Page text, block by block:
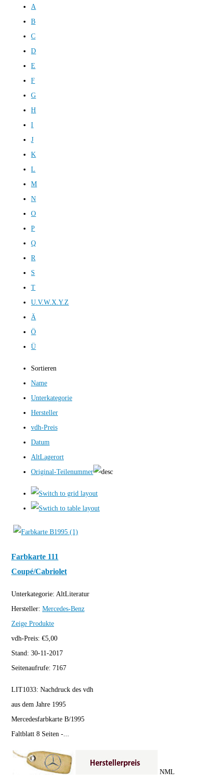
A
B
C
D
E
F
G
H
I
J
K
L
M
N
O
P
Q
R
S
T
U.V.W.X.Y.Z
Ä
Ö
Ü
Sortieren
Name
Unterkategorie
Hersteller
vdh-Preis
Datum
AltLagerort
Original-Teilenummer
Farbkarte 111
Coupé/Cabriolet
Unterkategorie: AltLiteratur
Hersteller: Mercedes-Benz
Zeige Produkte
vdh-Preis: €5,00
Stand: 30-11-2017
Seitenaufrufe: 7167
LIT1033: Nachdruck des vdh
aus dem Jahre 1995
Mercedesfarbkarte B/1995
Faltblatt 8 Seiten -...
NML